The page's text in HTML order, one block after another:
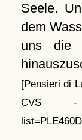
Seele.
dem
uns die
[Pensieri di
CVS -